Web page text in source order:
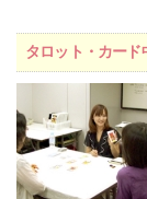
タロット・カード